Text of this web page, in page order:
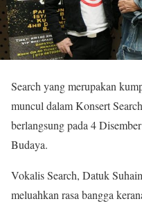
Search yang merupakan
muncul dalam Konsert
berlangsung pada 4
Budaya.
Vokalis Search, Datuk
meluahkan rasa bangga